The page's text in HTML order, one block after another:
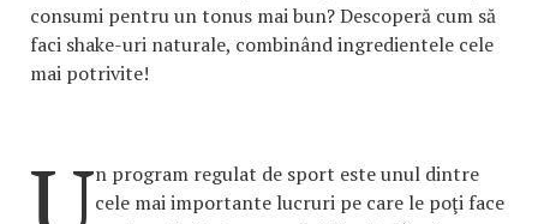
consumi pentru un tonus mai bun? Descoperă cum să
faci shake-uri naturale, combinând ingredientele cele
mai potrivite!
n program regulat de sport este unul dintre
cele mai importante lucruri pe care le poţi face